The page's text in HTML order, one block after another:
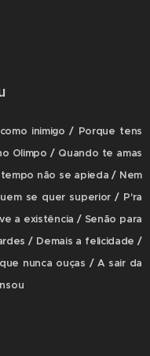
inimigo / Porque tens
Olimpo / Quando te amas
não se apieda / Nem
se quer superior / P'ra
a existência / Senão para
/ Demais a felicidade /
nunca ouças / A sair da